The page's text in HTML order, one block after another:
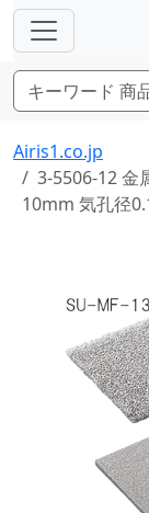
Airis1.co.jp
3-5506-12 金
10mm 気孔径